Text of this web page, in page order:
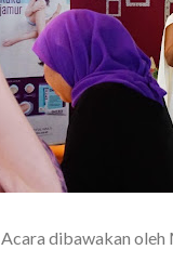
Acara dibawakan oleh